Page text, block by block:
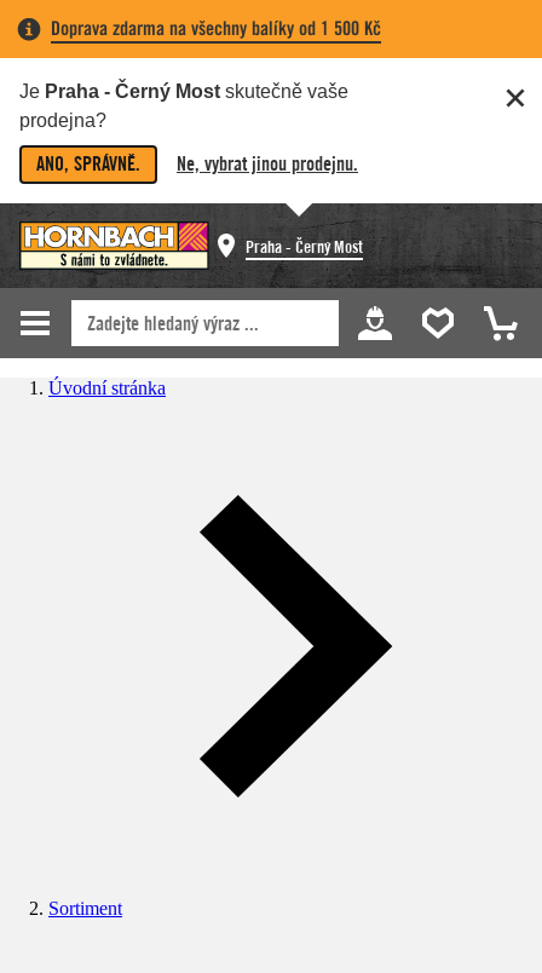
Doprava zdarma na všechny balíky od 1 500 Kč
Je Praha - Černý Most skutečně vaše
prodejna?
ANO, SPRÁVNĚ. Ne, vybrat jinou prodejnu.
Praha - Černý Most
Úvodní stránka
Sortiment